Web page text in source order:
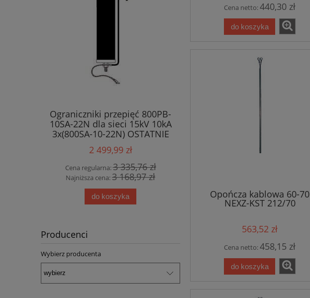
Ograniczniki przepięć 800PB-
10SA-22N dla sieci 15kV 10kA
3x(800SA-10-22N) OSTATNIE
2 499,99 zł
Cena regularna:3 335,76 zł
Najniższa cena:3 168,97 zł
do koszyka
Producenci
Wybierz producenta
Cena netto:440,30 zł
do koszyka
Opończa kablowa 60-70
NEXZ-KST 212/70
563,52 zł
Cena netto:458,15 zł
do koszyka